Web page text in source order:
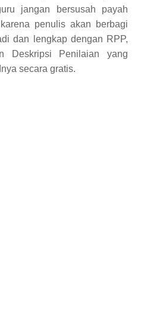
jangan bersusah payah
penulis akan berbagi
dan lengkap dengan RPP,
Deskripsi Penilaian yang
secara gratis.